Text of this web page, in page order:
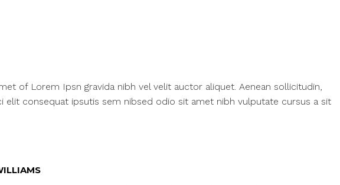
of Lorem Ipsn gravida nibh vel velit auctor aliquet. Aenean sollicitudin,
elit consequat ipsutis sem nibsed odio sit amet nibh vulputate cursus a sit